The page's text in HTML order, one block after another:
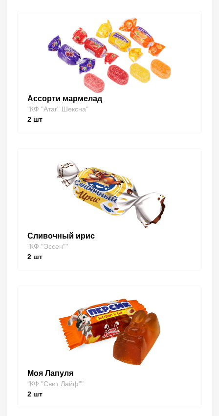
Ассорти мармелад
"КФ "Атаг" Шексна"
2 шт
Сливочный ирис
"КФ "Эссен""
2 шт
Моя Лапуля
"КФ "Свит Лайф""
2 шт